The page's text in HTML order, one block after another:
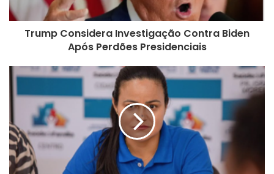
Trump Considera Investigação Contra Biden
Após Perdões Presidenciais